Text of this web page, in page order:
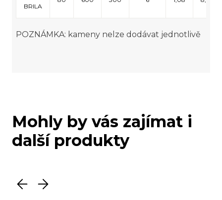
BRILA
POZNÁMKA: kameny nelze dodávat jednotlivě
Mohly by vás zajímat i
další produkty